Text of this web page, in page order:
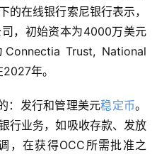
的在线银行索尼银行表示，
，初始资本为4000万美元
Trust, National
年。
：发行和管理美元稳定币。
行业务，如吸收存款、发放
，在获得OCC所需批准之